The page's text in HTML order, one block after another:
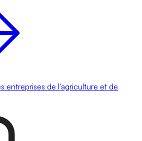
entreprises de l'agriculture et de